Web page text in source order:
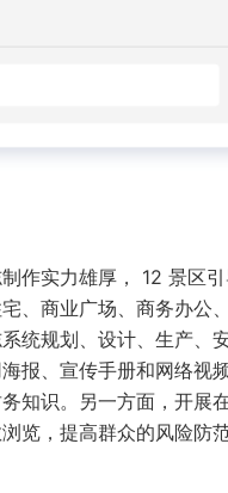
作实力雄厚， 12 景区
、商业广场、商务办公
统规划、设计、生产、
报、宣传手册和网络视
知识。另一方面，开
览，提高群众的风险防范